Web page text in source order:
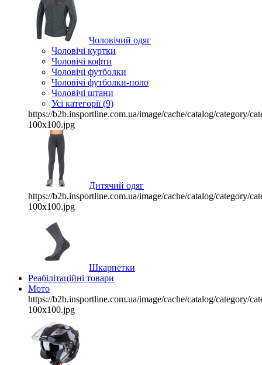
Чоловічий одяг
Чоловічі куртки
Чоловічі кофти
Чоловічі футболки
Чоловічі футболки-поло
Чоловічі штани
Усі категорії (9)
https://b2b.insportline.com.ua/image/cache/catalog/category/
100x100.jpg
Дитячий одяг
https://b2b.insportline.com.ua/image/cache/catalog/category/
100x100.jpg
Шкарпетки
Реабілітаційні товари
Мото
https://b2b.insportline.com.ua/image/cache/catalog/category/
100x100.jpg